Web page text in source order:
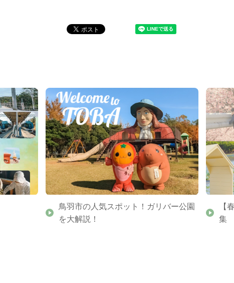
鳥羽市の人気スポット！ガリバー公園
を大解説！
【
集